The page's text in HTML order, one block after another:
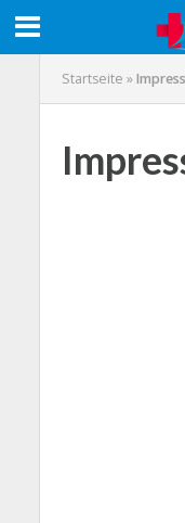
Startseite »